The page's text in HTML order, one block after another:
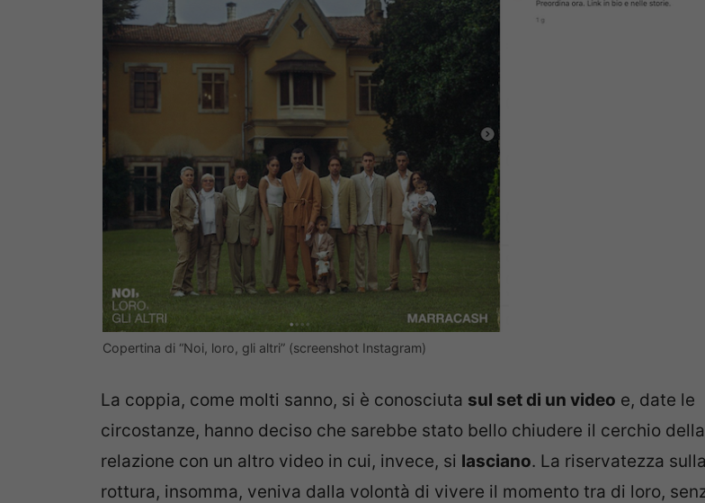
Copertina di “Noi, loro, gli altri” (screenshot Instagram)
La coppia, come molti sanno, si è conosciuta sul set di un video e, date le
circostanze, hanno deciso che sarebbe stato bello chiudere il cerchio
relazione con un altro video in cui, invece, si lasciano. La riservatezza
rottura, insomma, veniva dalla volontà di vivere il momento tra di loro,